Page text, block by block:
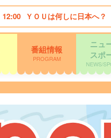
12:00 ＹＯＵは何しに日本へ
番組情報
PROGRAM
ニュ
スポ
NEWS/